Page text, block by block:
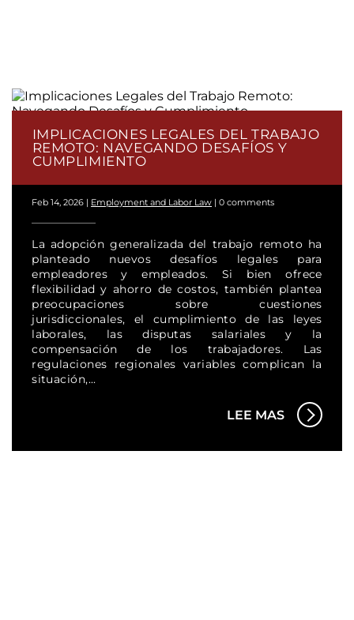
IMPLICACIONES LEGALES DEL TRABAJO
REMOTO: NAVEGANDO DESAFÍOS Y
CUMPLIMIENTO
Feb 14, 2026 | Employment and Labor Law |0 comments
La adopción generalizada del trabajo remoto ha
planteado nuevos desafíos legales para
empleadores y empleados. Si bien ofrece
flexibilidad y ahorro de costos, también plantea
preocupaciones sobre cuestiones
jurisdiccionales, el cumplimiento de las leyes
laborales, las disputas salariales y la
compensación de los trabajadores. Las
regulaciones regionales variables complican la
situación,...
LEE MAS